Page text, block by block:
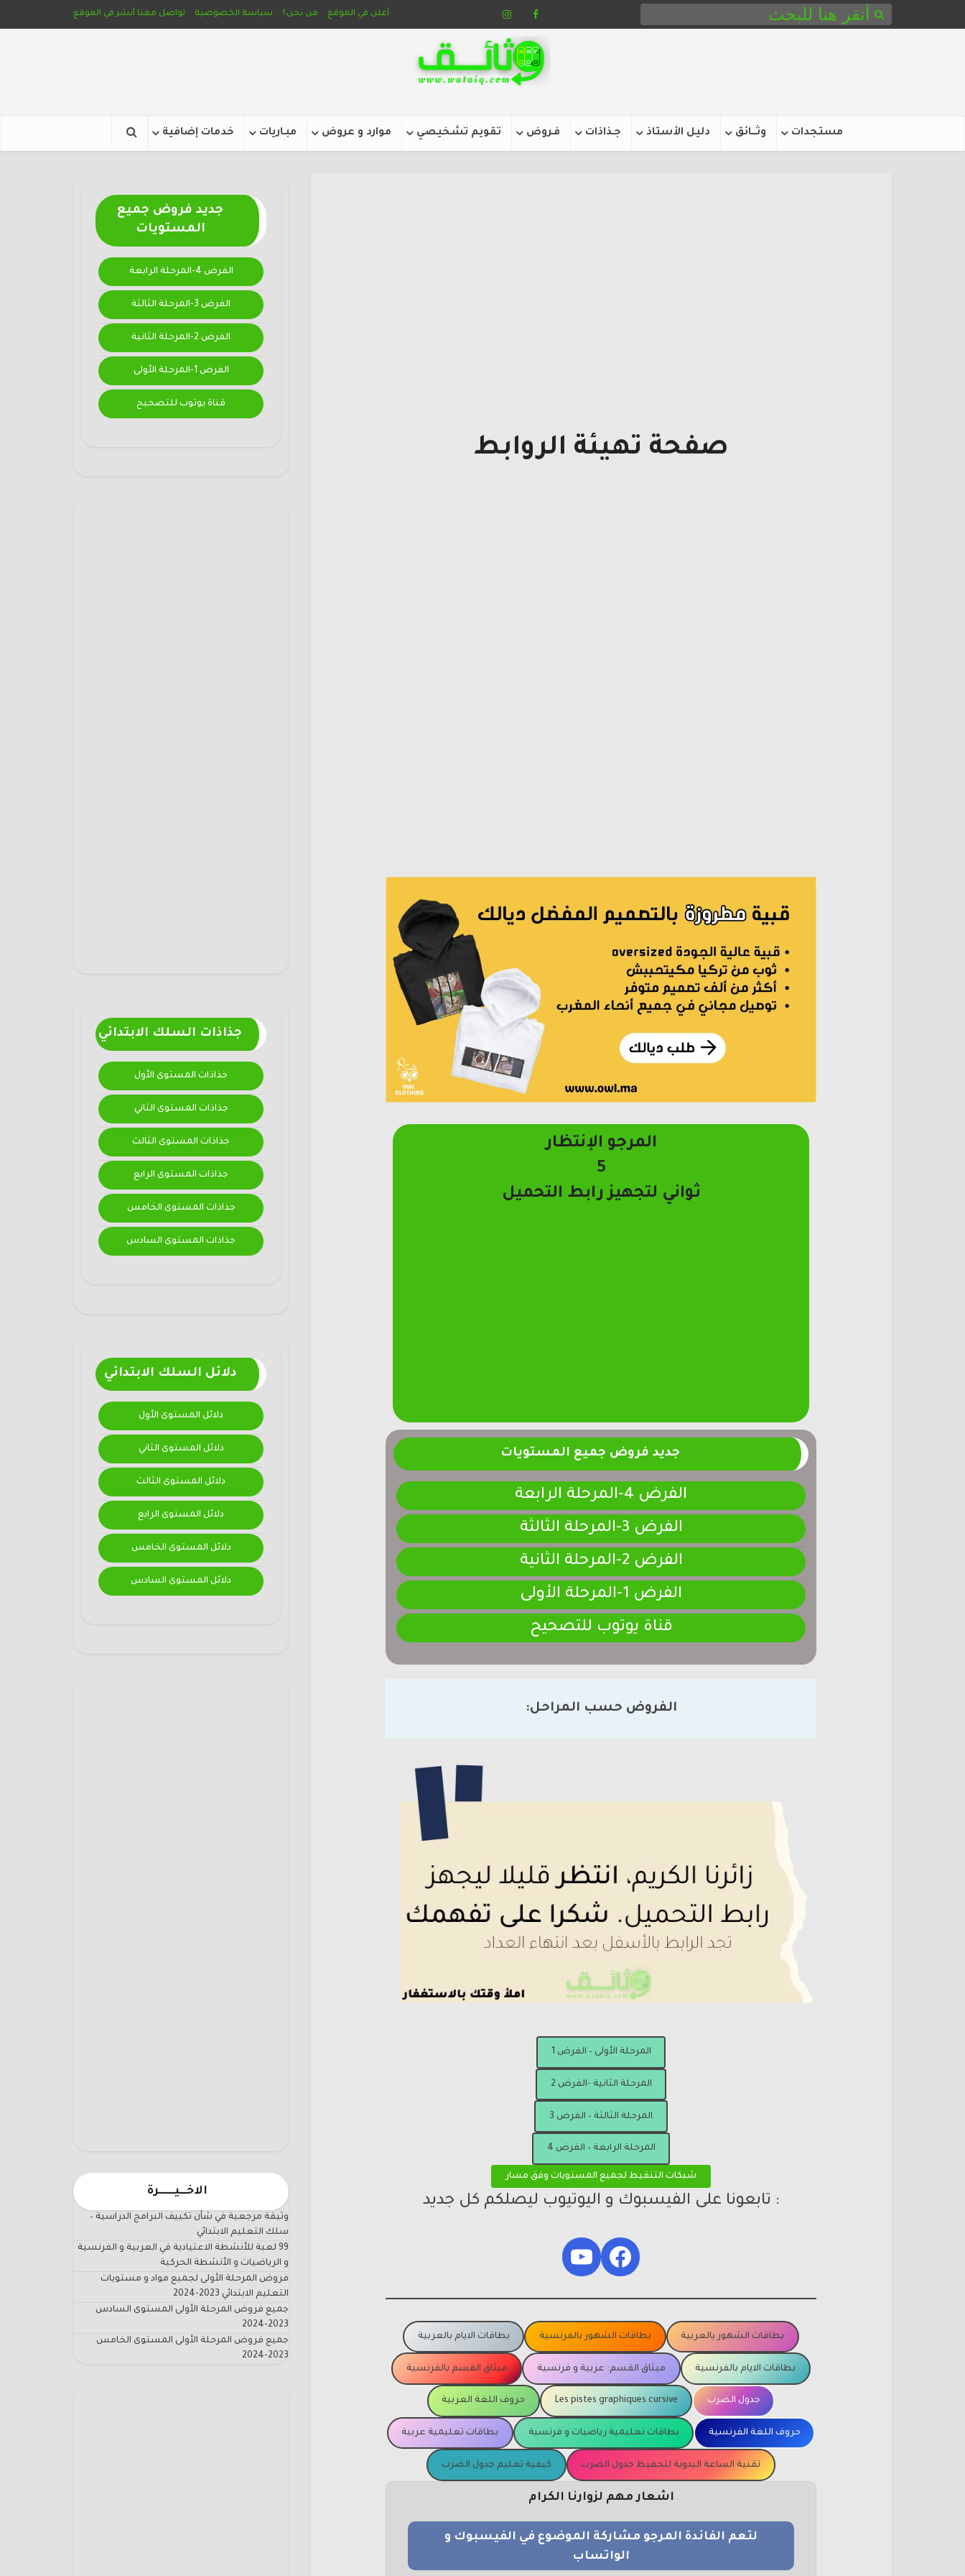
أعلن في الموقع من نحن؟ سياسة الخصوصية تواصل معنا أنشر في الموقع
مستجدات وثـــائق دليل الأستاذ جـذاذات فـروض تقويم تشخيصي موارد و عروض مبـاريات خدمات إضافية
جديد فروض جميع
المستويات
الفرض 4-المرحلة الرابعة
الفرض 3-المرحلة الثالثة
الفرض 2-المرحلة الثانية
الفرض 1-المرحلة الأولى
قناة يوتوب للتصحيح
جذاذات السلك الابتدائي
جذاذات المستوى الأول
جذاذات المستوى الثاني
جذاذات المستوى الثالث
جذاذات المستوى الرابع
جذاذات المستوى الخامس
جذاذات المستوى السادس
دلائل السلك الابتدائي
دلائل المستوى الأول
دلائل المستوى الثاني
دلائل المستوى الثالث
دلائل المستوى الرابع
دلائل المستوى الخامس
دلائل المستوى السادس
الاخـــيـــــــرة
وثيقة مرجعية في شأن تكييف البرامج الدراسية –
سلك التعليم الابتدائي
99 لعبة للأنشطة الاعتيادية في العربية و الفرنسية
و الرياضيات و الأنشطة الحركية
فروض المرحلة الأولى لجميع مواد و مستويات
التعليم الابتدائي 2023-2024
جميع فروض المرحلة الأولى المستوى السادس
2023-2024
جميع فروض المرحلة الأولى المستوى الخامس
2023-2024
صفحة تهيئة الروابط
المرجو الإنتظار
4
ثواني لتجهيز رابط التحميل
جديد فروض جميع المستويات
الفرض 4-المرحلة الرابعة
الفرض 3-المرحلة الثالثة
الفرض 2-المرحلة الثانية
الفرض 1-المرحلة الأولى
قناة يوتوب للتصحيح
الفروض حسب المراحل:
المرحلة الأولى – الفرض 1
المرحلة الثانية -الفرض 2
المرحلة الثالثة – الفرض 3
المرحلة الرابعة – الفرض 4
شبكات التنقيط لجميع المستويات وفق مسار
: تابعونا على الفيسبوك و اليوتيوب ليصلكم كل جديد
Facebook
YouTube
بطاقات الشهور بالعربية بطاقات الشهور بالفرنسية بطاقات الايام بالعربية
بطاقات الايام بالفرنسية ميثاق القسم: عربية و فرنسية ميثاق القسم بالفرنسية
جدول الضرب Les pistes graphiques cursive حروف اللغة العربية
حروف اللغة الفرنسية بطاقات تعليمية رياضيات و فرنسية بطاقات تعليمية عربية
تقنية الساعة اليدوية لتحفيظ جدول الضرب كيفية تعليم جدول الضرب
اشعار مهم لزوارنا الكرام
لتعم الفائدة المرجو مشاركة الموضوع في الفيسبوك و
الواتساب